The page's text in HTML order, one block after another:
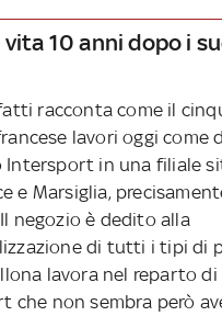
vita 10 anni dopo i
racconta come il
lavori oggi come
Intersport in una filiale
e Marsiglia,
negozio è dedito alla
di tutti i tipi di
lavora nel reparto
che non sembra però